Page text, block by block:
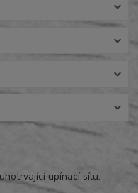
upínací sílu.